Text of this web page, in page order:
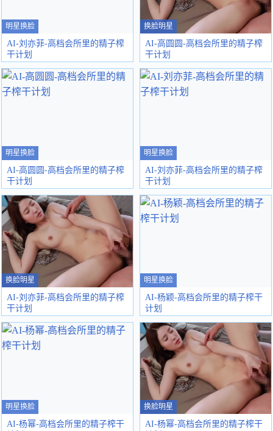
明星换脸
AI-刘亦菲-高档会所里的精子榨
干计划
换脸明星
AI-高圆圆-高档会所里的精子榨
干计划
明星换脸
AI-高圆圆-高档会所里的精子榨
干计划
明星换脸
AI-刘亦菲-高档会所里的精子榨
干计划
换脸明星
AI-刘亦菲-高档会所里的精子榨
干计划
明星换脸
AI-杨颖-高档会所里的精子榨干
计划
明星换脸
AI-杨幂-高档会所里的精子榨干
换脸明星
AI-杨幂-高档会所里的精子榨干